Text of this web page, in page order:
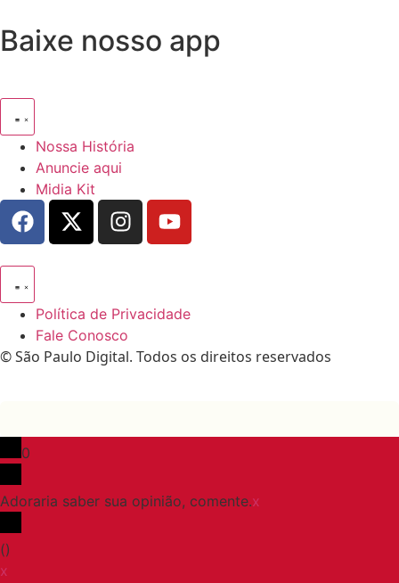
Baixe nosso app
Nossa História
Anuncie aqui
Midia Kit
Política de Privacidade
Fale Conosco
© São Paulo Digital. Todos os direitos reservados
0
Adoraria saber sua opinião, comente.x
()
x